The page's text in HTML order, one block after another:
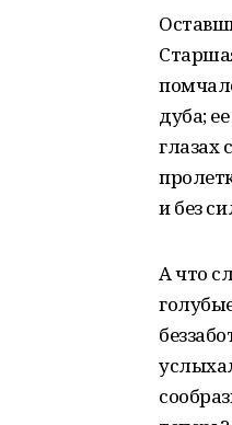
дуба;
глазах
и без
А что